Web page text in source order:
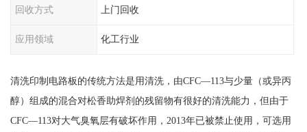
回收方式 上门回收
应用领域 化工行业
清洗印制电路板的传统方法是用清洗，由CFC—113与少量（或异丙
醇）组成的混合对松香助焊剂的残留物有很好的清洗能力，但由于
CFC—113对大气臭氧层有破坏作用，2013年已被禁止使用，可选用